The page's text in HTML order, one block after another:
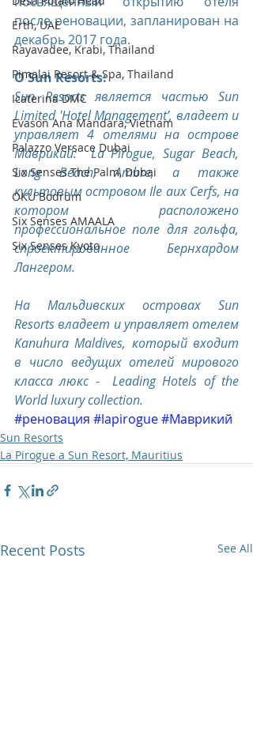
Erth, UAE
Rayavadee, Krabi, Thailand
Pimalai Resort & Spa, Thailand
Icaterina DMC
Evason Ana Mandara, Vietnam
Palazzo Versace Dubai
Six Senses The Palm, Dubai
OKU Bodrum
Six Senses AMAALA
Six Senses Kyoto
после реновации, запланирован на
декабрь 2017 года.
О Sun Resorts:
Sun Resorts является частью Sun
Limited 'Hotel Management’, владеет и
управляет 4 отелями на острове
Маврикий:  La Pirogue, Sugar Beach,
Long Beach, Ambre, а также
культовым островом Ile aux Cerfs, на
котором расположено
профессиональное поле для гольфа,
спроектированное Бернхардом
Лангером.
На Мальдивских островах Sun
Resorts владеет и управляет отелем
Kanuhura Maldives, который входит
в число ведущих отелей мирового
класса люкс -  Leading Hotels of the
World luxury collection.
#реновация #lapirogue#Маврикий
Sun Resorts
La Pirogue a Sun Resort, Mauritius
Recent Posts See All